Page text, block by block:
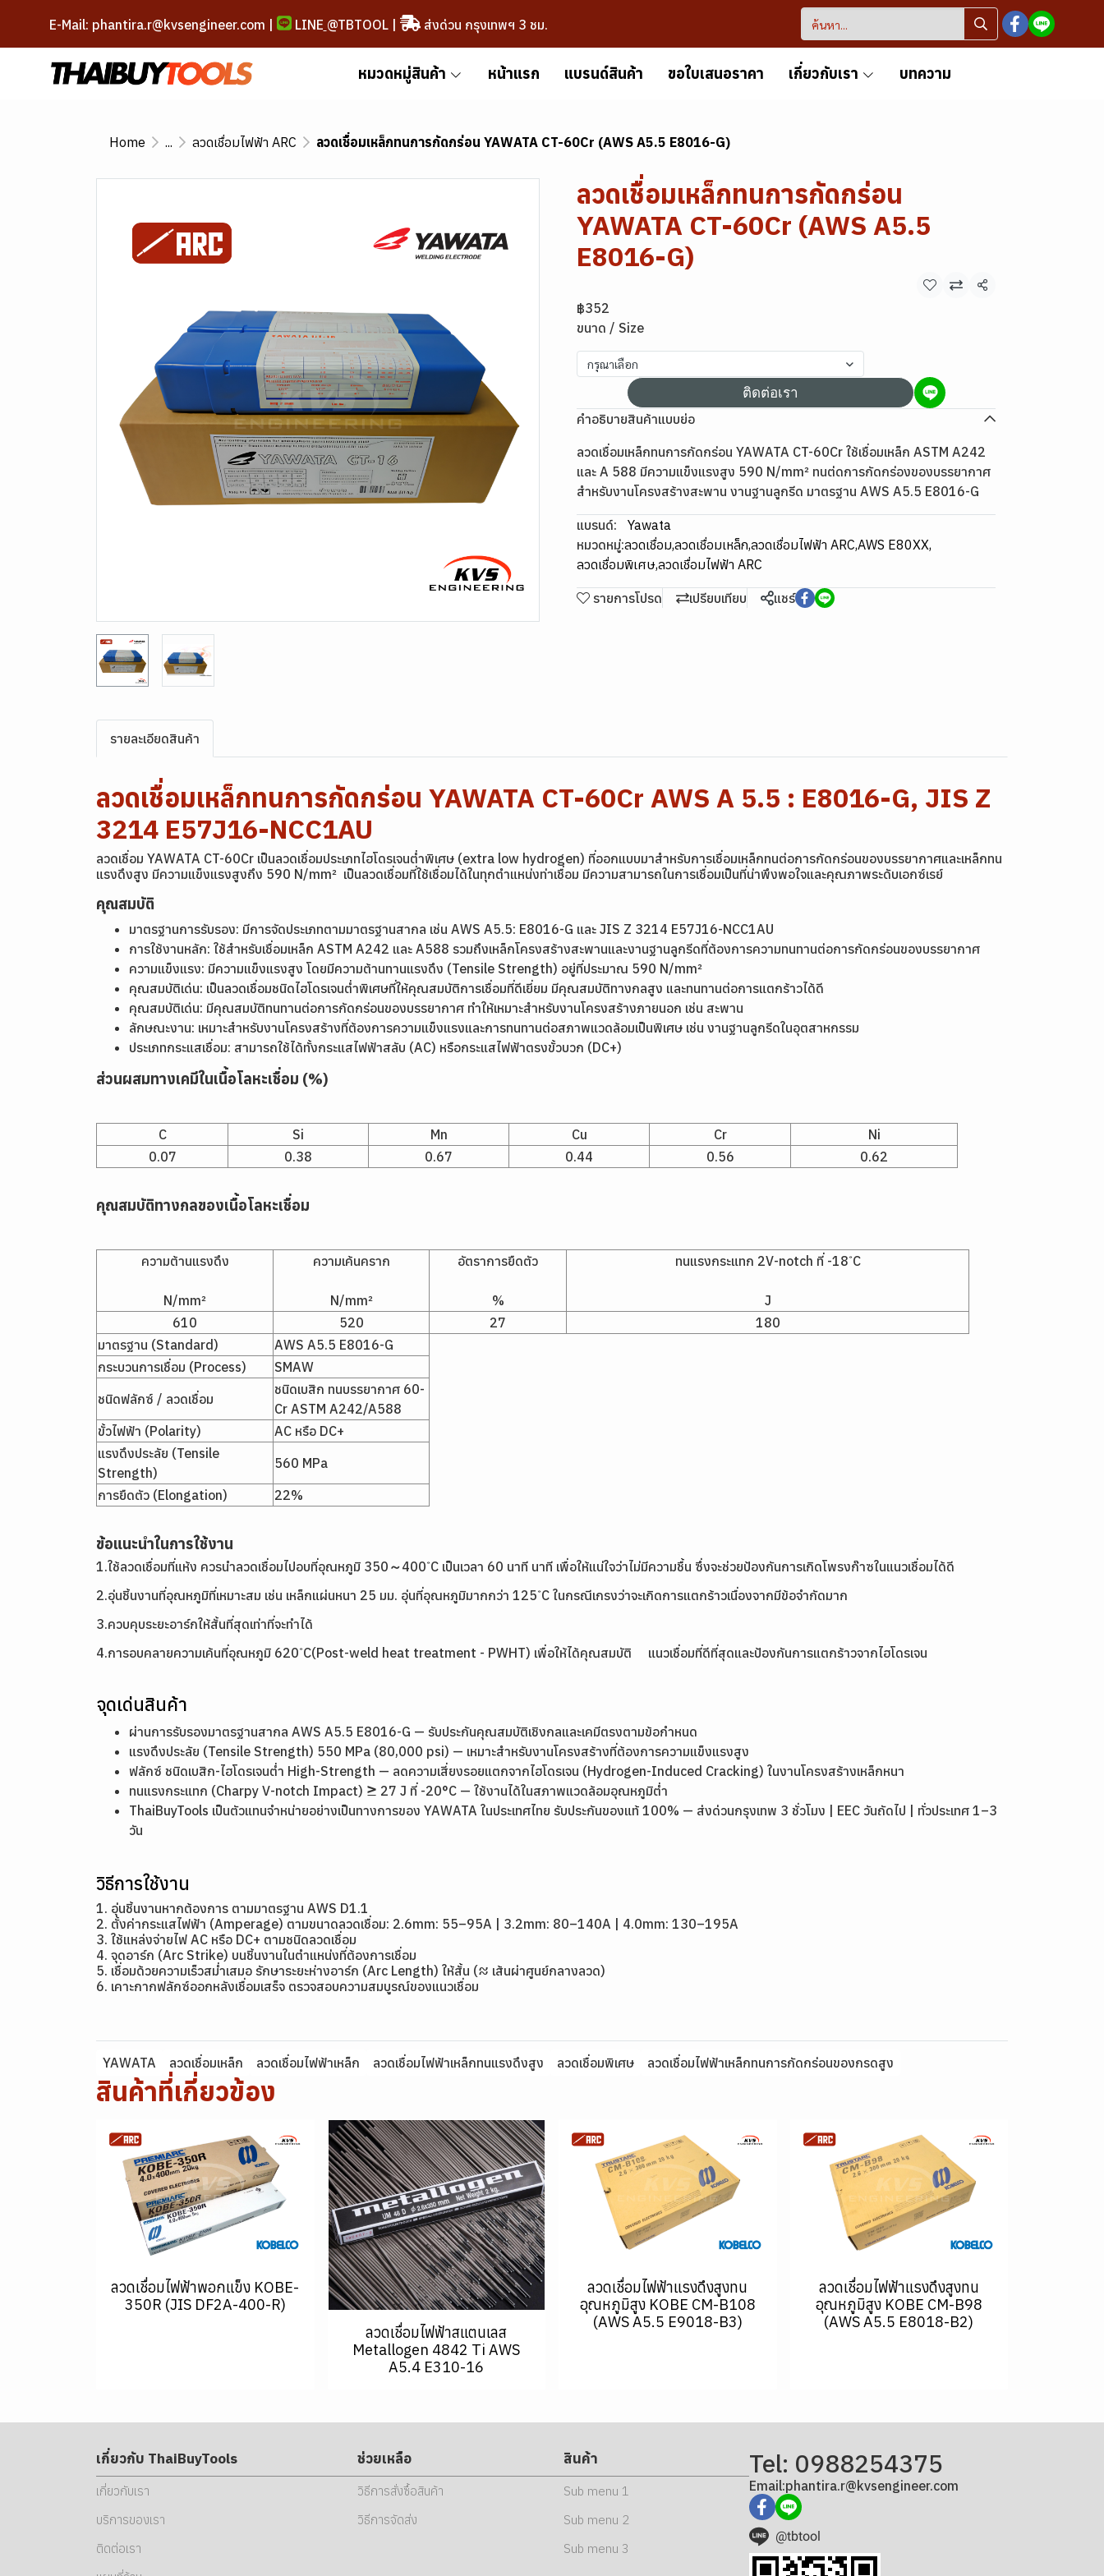
E-Mail: phantira.r@kvsengineer.com | LINE @TBTOOL| ส่งด่วน กรุงเทพฯ 3 ชม.
หมวดหมู่สินค้า หน้าแรก แบรนด์สินค้า ขอใบเสนอราคา เกี่ยวกับเรา บทความ
Home ... ลวดเชื่อมไฟฟ้า ARC ลวดเชื่อมเหล็กทนการกัดกร่อน YAWATA CT-60Cr (AWS A5.5 E8016-G)
ลวดเชื่อมเหล็กทนการกัดกร่อน
YAWATA CT-60Cr (AWS A5.5
E8016-G)
แชร์
฿352
ขนาด / Size
กรุณาเลือก
ติดต่อเรา
คำอธิบายสินค้าแบบย่อ
ลวดเชื่อมเหล็กทนการกัดกร่อน YAWATA CT-60Cr ใช้เชื่อมเหล็ก ASTM A242
และ A 588 มีความแข็งแรงสูง 590 N/mm² ทนต่ดการกัดกร่องของบรรยากาศ
สำหรับงานโครงสร้างสะพาน งานฐานลูกรีด มาตรฐาน AWS A5.5 E8016-G
แบรนด์:
Yawata
หมวดหมู่:ลวดเชื่อม,ลวดเชื่อมเหล็ก,ลวดเชื่อมไฟฟ้า ARC,AWS E80XX,
ลวดเชื่อมพิเศษ,ลวดเชื่อมไฟฟ้า ARC
รายการโปรด เปรียบเทียบ แชร์
รายละเอียดสินค้า
ลวดเชื่อมเหล็กทนการกัดกร่อน YAWATA CT-60Cr AWS A 5.5 : E8016-G, JIS Z
3214 E57J16-NCC1AU
ลวดเชื่อม YAWATA CT-60Cr เป็นลวดเชื่อมประเภทไฮโดรเจนต่ำพิเศษ (extra low hydrogen) ที่ออกแบบมาสำหรับการเชื่อมเหล็กทนต่อการกัดกร่อนของบรรยากาศและเหล็กทน
แรงดึงสูง มีความแข็งแรงสูงถึง 590 N/mm² เป็นลวดเชื่อมที่ใช้เชื่อมได้ในทุกตำแหน่งท่าเชื่อม มีความสามารถในการเชื่อมเป็นที่น่าพึงพอใจและคุณภาพระดับเอกซ์เรย์
คุณสมบัติ
มาตรฐานการรับรอง: มีการจัดประเภทตามมาตรฐานสากล เช่น AWS A5.5: E8016-G และ JIS Z 3214 E57J16-NCC1AU
การใช้งานหลัก: ใช้สำหรับเชื่อมเหล็ก ASTM A242 และ A588 รวมถึงเหล็กโครงสร้างสะพานและงานฐานลูกรีดที่ต้องการความทนทานต่อการกัดกร่อนของบรรยากาศ
ความแข็งแรง: มีความแข็งแรงสูง โดยมีความต้านทานแรงดึง (Tensile Strength) อยู่ที่ประมาณ 590 N/mm²
คุณสมบัติเด่น: เป็นลวดเชื่อมชนิดไฮโดรเจนต่ำพิเศษที่ให้คุณสมบัติการเชื่อมที่ดีเยี่ยม มีคุณสมบัติทางกลสูง และทนทานต่อการแตกร้าวได้ดี
คุณสมบัติเด่น: มีคุณสมบัติทนทานต่อการกัดกร่อนของบรรยากาศ ทำให้เหมาะสำหรับงานโครงสร้างภายนอก เช่น สะพาน
ลักษณะงาน: เหมาะสำหรับงานโครงสร้างที่ต้องการความแข็งแรงและการทนทานต่อสภาพแวดล้อมเป็นพิเศษ เช่น งานฐานลูกรีดในอุตสาหกรรม
ประเภทกระแสเชื่อม: สามารถใช้ได้ทั้งกระแสไฟฟ้าสลับ (AC) หรือกระแสไฟฟ้าตรงขั้วบวก (DC+)
ส่วนผสมทางเคมีในเนื้อโลหะเชื่อม (%)
C Si Mn Cu Cr
Ni
0.07
0.38 0.67 0.44 0.56 0.62
คุณสมบัติทางกลของเนื้อโลหะเชื่อม
ความต้านแรงดึง
N/mm²
ความเค้นคราก
N/mm²
อัตราการยืดตัว
%
ทนแรงกระแทก 2V-notch ที่ -18 ํC
J
610
520 27
180
มาตรฐาน (Standard)
AWS A5.5 E8016-G
กระบวนการเชื่อม (Process)
SMAW
ชนิดฟลักซ์ / ลวดเชื่อม
ชนิดเบสิก ทนบรรยากาศ 60-
Cr ASTM A242/A588
ขั้วไฟฟ้า (Polarity)
AC หรือ DC+
แรงดึงประลัย (Tensile
Strength)
560 MPa
การยืดตัว (Elongation)
22%
ข้อแนะนำในการใช้งาน
1.ใช้ลวดเชื่อมที่แห้ง ควรนำลวดเชื่อมไปอบที่อุณหภูมิ 350～400 ํC เป็นเวลา 60 นาที นาที เพื่อให้แน่ใจว่าไม่มีความชื้น ซึ่งจะช่วยป้องกันการเกิดโพรงก๊าซในแนวเชื่อมได้ดี
2.อุ่นชิ้นงานที่อุณหภูมิที่เหมาะสม เช่น เหล็กแผ่นหนา 25 มม. อุ่นที่อุณหภูมิมากกว่า 125 ํC ในกรณีเกรงว่าจะเกิดการแตกร้าวเนื่องจากมีข้อจำกัดมาก
3.ควบคุบระยะอาร์กให้สั้นที่สุดเท่าที่จะทำได้
4.การอบคลายความเค้นที่อุณหภูมิ 620 ํC(Post-weld heat treatment - PWHT) เพื่อให้ได้คุณสมบัติ แนวเชื่อมที่ดีที่สุดและป้องกันการแตกร้าวจากไฮโดรเจน
จุดเด่นสินค้า
ผ่านการรับรองมาตรฐานสากล AWS A5.5 E8016-G — รับประกันคุณสมบัติเชิงกลและเคมีตรงตามข้อกำหนด
แรงดึงประลัย (Tensile Strength) 550 MPa (80,000 psi) — เหมาะสำหรับงานโครงสร้างที่ต้องการความแข็งแรงสูง
ฟลักซ์ ชนิดเบสิก-ไฮโดรเจนต่ำ High-Strength — ลดความเสี่ยงรอยแตกจากไฮโดรเจน (Hydrogen-Induced Cracking) ในงานโครงสร้างเหล็กหนา
ทนแรงกระแทก (Charpy V-notch Impact) ≥ 27 J ที่ -20°C — ใช้งานได้ในสภาพแวดล้อมอุณหภูมิต่ำ
ThaiBuyTools เป็นตัวแทนจำหน่ายอย่างเป็นทางการของ YAWATA ในประเทศไทย รับประกันของแท้ 100% — ส่งด่วนกรุงเทพ 3 ชั่วโมง | EEC วันถัดไป | ทั่วประเทศ 1–3
วัน
วิธีการใช้งาน
1. อุ่นชิ้นงานหากต้องการ ตามมาตรฐาน AWS D1.1
2. ตั้งค่ากระแสไฟฟ้า (Amperage) ตามขนาดลวดเชื่อม: 2.6mm: 55–95A | 3.2mm: 80–140A | 4.0mm: 130–195A
3. ใช้แหล่งจ่ายไฟ AC หรือ DC+ ตามชนิดลวดเชื่อม
4. จุดอาร์ก (Arc Strike) บนชิ้นงานในตำแหน่งที่ต้องการเชื่อม
5. เชื่อมด้วยความเร็วสม่ำเสมอ รักษาระยะห่างอาร์ก (Arc Length) ให้สั้น (≈ เส้นผ่าศูนย์กลางลวด)
6. เคาะกากฟลักซ์ออกหลังเชื่อมเสร็จ ตรวจสอบความสมบูรณ์ของแนวเชื่อม
YAWATA ลวดเชื่อมเหล็ก ลวดเชื่อมไฟฟ้าเหล็ก ลวดเชื่อมไฟฟ้าเหล็กทนแรงดึงสูง ลวดเชื่อมพิเศษ ลวดเชื่อมไฟฟ้าเหล็กทนการกัดกร่อนของกรดสูง
สินค้าที่เกี่ยวข้อง
ลวดเชื่อมไฟฟ้าพอกแข็ง KOBE-
350R (JIS DF2A-400-R)
ลวดเชื่อมไฟฟ้าสแตนเลส
Metallogen 4842 Ti AWS
A5.4 E310-16
ลวดเชื่อมไฟฟ้าแรงดึงสูงทน
อุณหภูมิสูง KOBE CM-B108
(AWS A5.5 E9018-B3)
ลวดเชื่อมไฟฟ้าแรงดึงสูงทน
อุณหภูมิสูง KOBE CM-B98
(AWS A5.5 E8018-B2)
เกี่ยวกับ ThaiBuyTools
เกี่ยวกับเรา
บริการของเรา
ติดต่อเรา
ช่วยเหลือ
วิธีการสั่งซื้อสินค้า
วิธีการจัดส่ง
สินค้า
Sub menu 1
Sub menu 2
Sub menu 3
Tel: 0988254375
Email:phantira.r@kvsengineer.com
@tbtool